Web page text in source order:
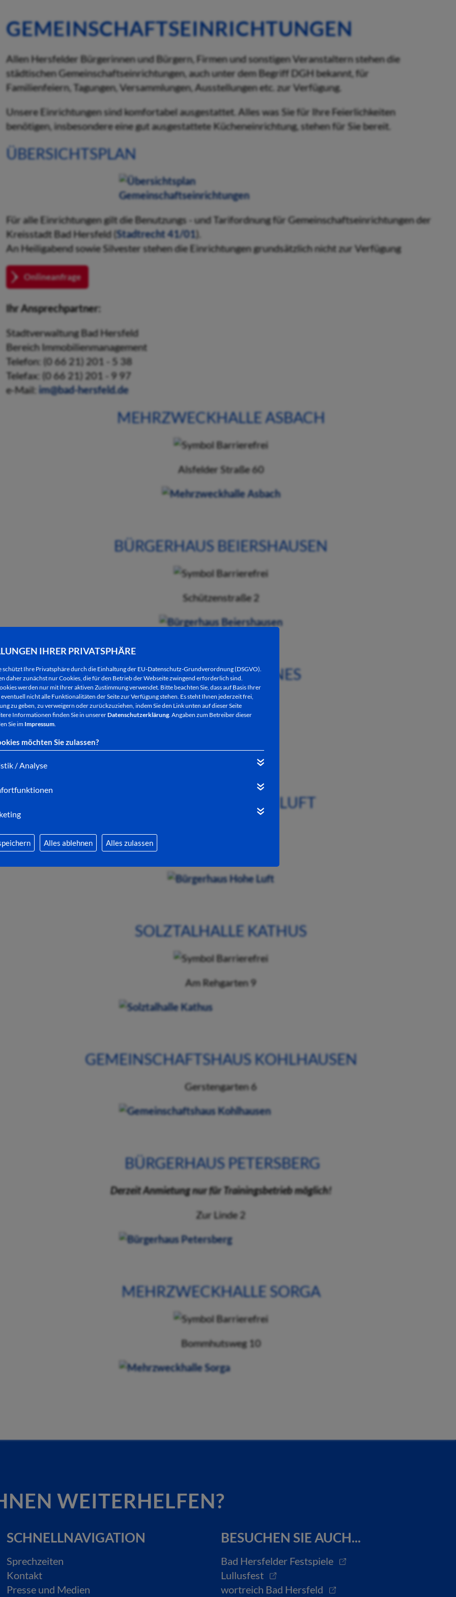
IHRER PRIVATSPHÄRE
schützt Ihre Privatsphäre durch die Einhaltung der EU-Datenschutz-Grundverordnung (DSGVO).
daher zunächst nur Cookies, die für den Betrieb der Webseite zwingend erforderlich sind.
werden nur mit Ihrer aktiven Zustimmung verwendet. Bitte beachten Sie, dass auf Basis Ihrer
nicht alle Funktionalitäten der Seite zur Verfügung stehen. Es steht Ihnen jederzeit frei,
zu geben, zu verweigern oder zurückzuziehen, indem Sie den Link unten auf dieser Seite
Informationen finden Sie in unsererDatenschutzerklärung. Angaben zum Betreiber dieser
Sie im Impressum.
möchten Sie zulassen?
/ Analyse
Alles ablehnen Alles zulassen
GEMEINSCHAFTSEINRICHTUNGEN
Allen Hersfelder Bürgerinnen und Bürgern, Firmen und sonstigen Veranstaltern stehen die
städtischen Gemeinschaftseinrichtungen, auch unter dem Begriff DGH bekannt, für
Familienfeiern, Tagungen, Versammlungen, Ausstellungen etc. zur Verfügung.
Unsere Einrichtungen sind komfortabel ausgestattet. Alles was Sie für Ihre Feierlichkeiten
benötigen, insbesondere eine gut ausgestattete Kücheneinrichtung, stehen für Sie bereit.
ÜBERSICHTSPLAN
Für alle Einrichtungen gilt die Benutzungs - und Tarifordnung für Gemeinschaftseinrichtungen der
Kreisstadt Bad Hersfeld (Stadtrecht 41/01).
An Heiligabend sowie Silvester stehen die Einrichtungen grundsätzlich nicht zur Verfügung
Onlineanfrage
Ihr Ansprechpartner:
Stadtverwaltung Bad Hersfeld
Bereich Immobilienmanagement
Telefon: (0 66 21) 201 - 5 38
Telefax: (0 66 21) 201 - 9 97
e-Mail: im@bad-hersfeld.de
MEHRZWECKHALLE ASBACH
Alsfelder Straße 60
BÜRGERHAUS BEIERSHAUSEN
Schützenstraße 2
BÜRGERHAUS HEENES
BÜRGERHAUS HOHE LUFT
SOLZTALHALLE KATHUS
Am Rehgarten 9
GEMEINSCHAFTSHAUS KOHLHAUSEN
Gerstengarten 6
BÜRGERHAUS PETERSBERG
Derzeit Anmietung nur für Trainingsbetrieb möglich!
Zur Linde 2
MEHRZWECKHALLE SORGA
Bommhutsweg 10
WEITERHELFEN?
SCHNELLNAVIGATION
Sprechzeiten
Kontakt
Presse und Medien
BESUCHEN SIE AUCH...
Bad Hersfelder Festspiele
Lullusfest
wortreich Bad Hersfeld